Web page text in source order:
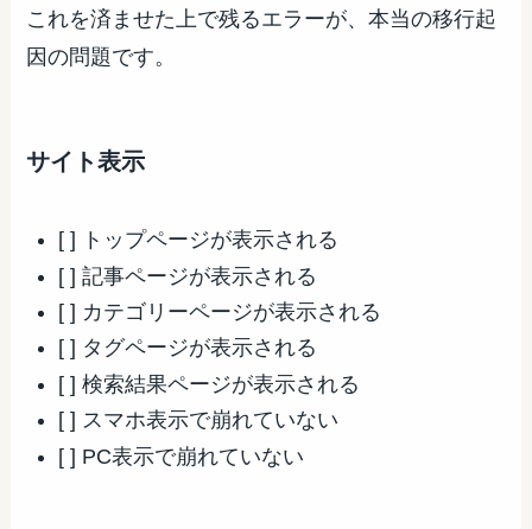
これを済ませた上で残るエラーが、本当の移行起
因の問題です。
サイト表示
[ ] トップページが表示される
[ ] 記事ページが表示される
[ ] カテゴリーページが表示される
[ ] タグページが表示される
[ ] 検索結果ページが表示される
[ ] スマホ表示で崩れていない
[ ] PC表示で崩れていない